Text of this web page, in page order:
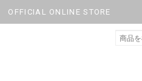
OFFICIAL ONLINE STORE